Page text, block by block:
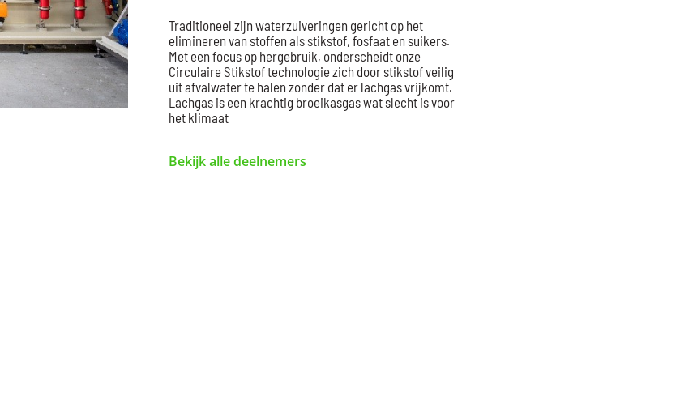
Traditioneel zijn waterzuiveringen gericht op het
elimineren van stoffen als stikstof, fosfaat en suikers.
Met een focus op hergebruik, onderscheidt onze
Circulaire Stikstof technologie zich door stikstof veilig
uit afvalwater te halen zonder dat er lachgas vrijkomt.
Lachgas is een krachtig broeikasgas wat slecht is voor
het klimaat
Bekijk alle deelnemers